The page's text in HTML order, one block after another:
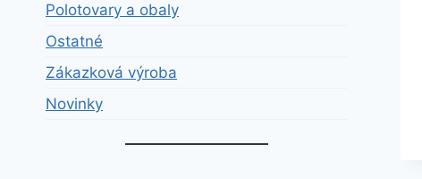
Polotovary a obaly
Ostatné
Zákazková výroba
Novinky